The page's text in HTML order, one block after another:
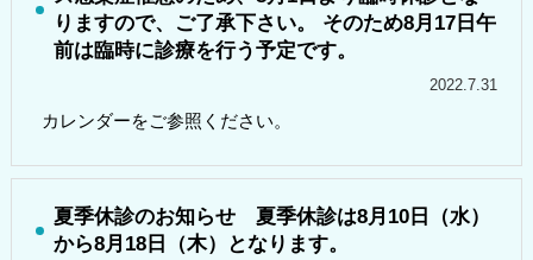
りますので、ご了承下さい。 そのため8月17日午
前は臨時に診療を行う予定です。
2022.7.31
カレンダーをご参照ください。
夏季休診のお知らせ 夏季休診は8月10日（水）
から8月18日（木）となります。